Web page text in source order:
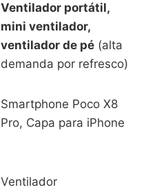
Ventilador portátil,
mini ventilador,
ventilador de pé (alta
demanda por refresco)
Smartphone Poco X8
Pro, Capa para iPhone
Ventilador